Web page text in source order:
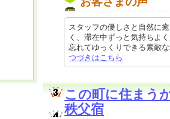
スタッフの優しさと自然に
く、滞在中ずっと気持ちよ
忘れてゆっくりできる素敵
つづきはこちら
この町に住ま
秩父宿